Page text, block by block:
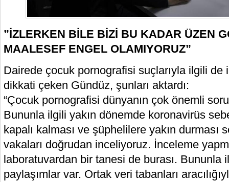
”İZLERKEN BİLE BİZİ BU KADAR ÜZEN
MAALESEF ENGEL OLAMIYORUZ”
Dairede çocuk pornografisi suçlarıyla ilgili de
dikkati çeken Gündüz, şunları aktardı:
“Çocuk pornografisi dünyanın çok önemli
Bununla ilgili yakın dönemde koronavirüs
kapalı kalması ve şüphelilere yakın durması
vakaları doğrudan inceliyoruz. İnceleme
laboratuvardan bir tanesi de burası. Bununla
paylaşımlar var. Ortak veri tabanları